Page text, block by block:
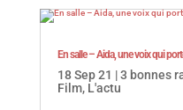
En salle – Aida, une voix qui
18 Sep 21 |3 bonnes
Film, L'actu